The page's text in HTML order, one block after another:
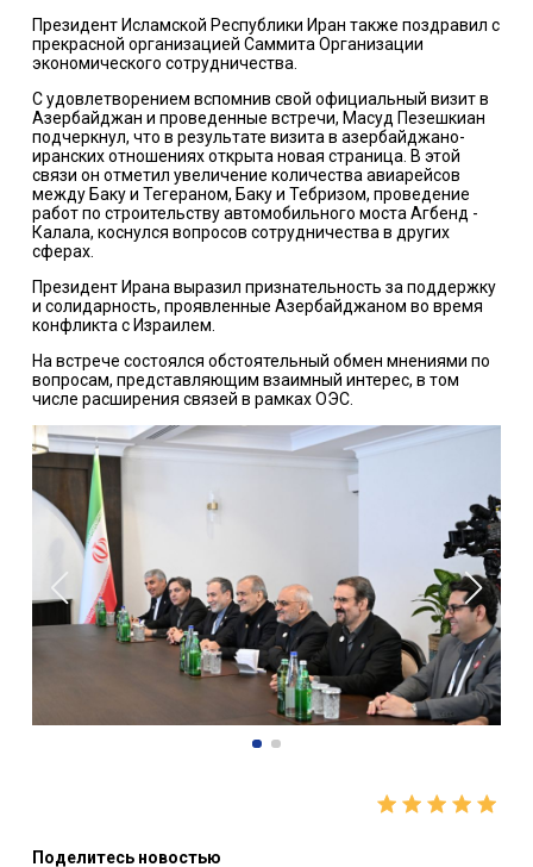
Президент Исламской Республики Иран также поздравил с
прекрасной организацией Саммита Организации
экономического сотрудничества.
С удовлетворением вспомнив свой официальный визит в
Азербайджан и проведенные встречи, Масуд Пезешкиан
подчеркнул, что в результате визита в азербайджано-
иранских отношениях открыта новая страница. В этой
связи он отметил увеличение количества авиарейсов
между Баку и Тегераном, Баку и Тебризом, проведение
работ по строительству автомобильного моста Агбенд -
Калала, коснулся вопросов сотрудничества в других
сферах.
Президент Ирана выразил признательность за поддержку
и солидарность, проявленные Азербайджаном во время
конфликта с Израилем.
На встрече состоялся обстоятельный обмен мнениями по
вопросам, представляющим взаимный интерес, в том
числе расширения связей в рамках ОЭС.
Поделитесь новостью